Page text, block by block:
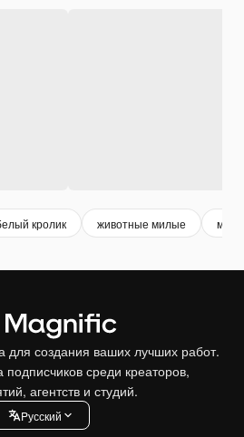
кролик животные милые мило
для создания ваших лучших работ.
среди креаторов,
агентств и студий.
Pусский